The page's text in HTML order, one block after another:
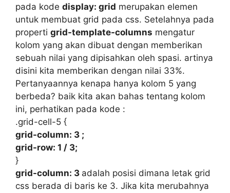
pada kode display: grid merupakan elemen
untuk membuat grid pada css. Setelahnya pada
properti grid-template-columns mengatur
kolom yang akan dibuat dengan memberikan
sebuah nilai yang dipisahkan oleh spasi. artinya
disini kita memberikan dengan nilai 33%.
Pertanyaannya kenapa hanya kolom 5 yang
berbeda? baik kita akan bahas tentang kolom
ini, perhatikan pada kode :
.grid-cell-5 {
grid-column: 3 ;
grid-row: 1 / 3;
}
grid-column: 3 adalah posisi dimana letak grid
css berada di baris ke 3. Jika kita merubahnya